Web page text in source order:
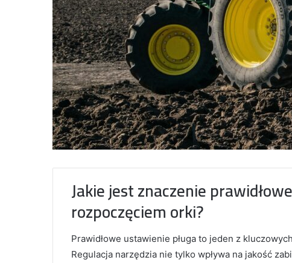
Jakie jest znaczenie
rozpoczęciem orki?
Prawidłowe ustawienie pługa to jeden z
Regulacja narzędzia nie tylko wpływa na jakość